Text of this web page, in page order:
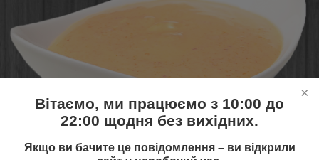
Вітаємо, ми працюємо з 10:00 до
22:00 щодня без вихідних.
Якщо ви бачите це повідомлення – ви відкрили
20 грн. Купити!